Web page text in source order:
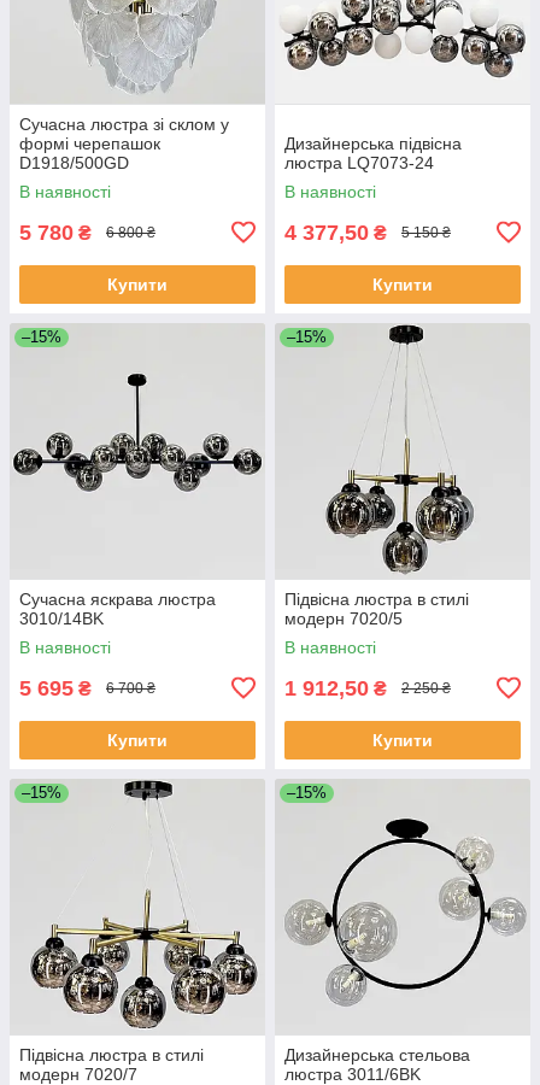
Сучасна люстра зі склом у
формі черепашок
D1918/500GD
В наявності
5 780 ₴ 6 800 ₴
Купити
Дизайнерська підвісна
люстра LQ7073-24
В наявності
4 377,50 ₴ 5 150 ₴
Купити
–15%
Сучасна яскрава люстра
3010/14BK
В наявності
5 695 ₴ 6 700 ₴
Купити
–15%
Підвісна люстра в стилі
модерн 7020/5
В наявності
1 912,50 ₴ 2 250 ₴
Купити
–15%
Підвісна люстра в стилі
модерн 7020/7
–15%
Дизайнерська стельова
люстра 3011/6BK